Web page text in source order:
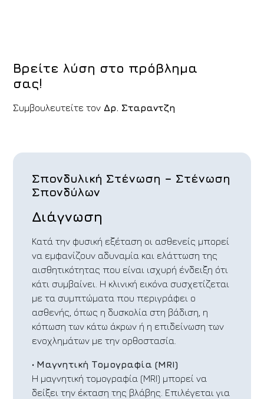
Βρείτε λύση στο πρόβλημα
σας!
Συμβουλευτείτε τον Δρ. Σταραντζη
Σπονδυλική Στένωση – Στένωση
Σπονδύλων
Διάγνωση
Κατά την φυσική εξέταση οι ασθενείς μπορεί
να εμφανίζουν αδυναμία και ελάττωση της
αισθητικότητας που είναι ισχυρή ένδειξη ότι
κάτι συμβαίνει. Η κλινική εικόνα συσχετίζεται
με τα συμπτώματα που περιγράφει ο
ασθενής, όπως η δυσκολία στη βάδιση, η
κόπωση των κάτω άκρων ή η επιδείνωση των
ενοχλημάτων με την ορθοστασία.
• Μαγνητική Τομογραφία (MRI)
Η μαγνητική τομογραφία (MRI) μπορεί να
δείξει την έκταση της βλάβης. Επιλέγεται για